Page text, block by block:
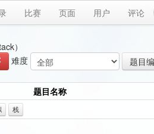
比赛 页面 用户 评论
）
难度 题目
题目名称
栈